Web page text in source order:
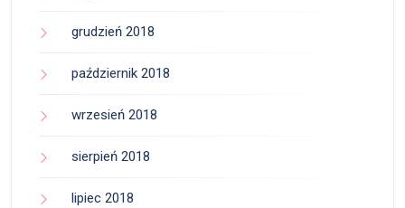
grudzień 2018
październik 2018
wrzesień 2018
sierpień 2018
lipiec 2018